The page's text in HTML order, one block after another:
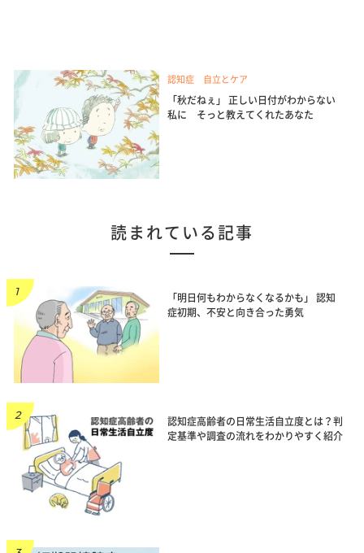
認知症 自立とケア
「秋だねぇ」 正しい日付がわからない
私に そっと教えてくれたあなた
読まれている記事
「明日何もわからなくなるかも」 認知
症初期、不安と向き合った勇気
認知症高齢者の日常生活自立度とは？判
定基準や調査の流れをわかりやすく紹介